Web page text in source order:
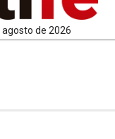
agosto de 2026